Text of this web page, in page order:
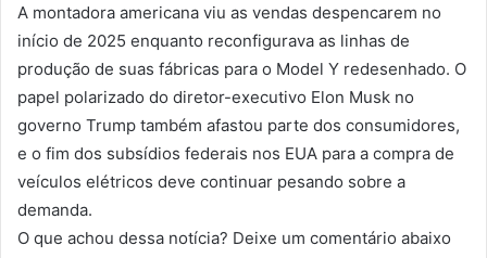
A montadora americana viu as vendas despencarem no
início de 2025 enquanto reconfigurava as linhas de
produção de suas fábricas para o Model Y redesenhado. O
papel polarizado do diretor-executivo Elon Musk no
governo Trump também afastou parte dos consumidores,
e o fim dos subsídios federais nos EUA para a compra de
veículos elétricos deve continuar pesando sobre a
demanda.
O que achou dessa notícia? Deixe um comentário abaixo